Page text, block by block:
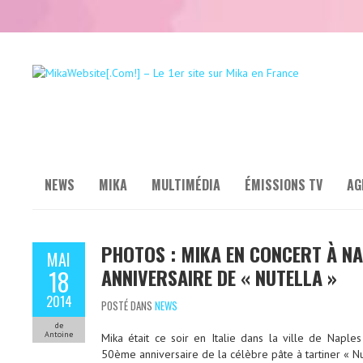
NEWS MIKA MULTIMÉDIA ÉMISSIONS TV
MAI
18
2014
de
Antoine
PHOTOS : MIKA EN CONCERT À
ANNIVERSAIRE DE « NUTELLA »
POSTÉ DANS NEWS
Mika était ce soir en Italie dans la ville de
50ème anniversaire de la célèbre pâte à tartiner «